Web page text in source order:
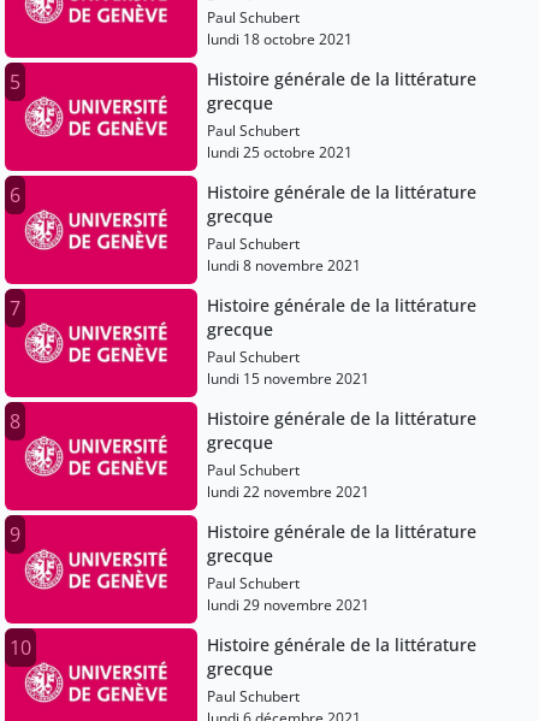
Paul Schubert
lundi 18 octobre 2021
5
Histoire générale de la littérature
grecque
Paul Schubert
lundi 25 octobre 2021
6
Histoire générale de la littérature
grecque
Paul Schubert
lundi 8 novembre 2021
7
Histoire générale de la littérature
grecque
Paul Schubert
lundi 15 novembre 2021
8
Histoire générale de la littérature
grecque
Paul Schubert
lundi 22 novembre 2021
9
Histoire générale de la littérature
grecque
Paul Schubert
lundi 29 novembre 2021
10
Histoire générale de la littérature
grecque
Paul Schubert